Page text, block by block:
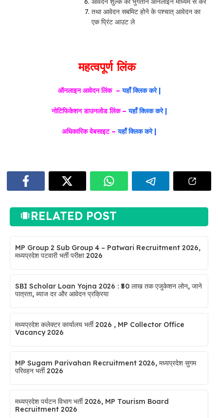
तथा आवेदन सबमिट होने के पश्चात् आवेदन का
एक प्रिंट आउट ले
महत्वपूर्ण लिंक
ऑनलाइन आवेदन लिंक – यहाँ क्लिक करे |
नोटिफिकेशन डाउनलोड लिंक – यहाँ क्लिक करे |
अधिकारिक वेबसाइट – यहाँ क्लिक करे |
RELATED POST
MP Group 2 Sub Group 4 – Patwari Recruitment 2026,
मध्यप्रदेश पटवारी भर्ती परीक्षा 2026
SBI Scholar Loan Yojna 2026 : ₹50 लाख तक एजुकेशन लोन, जाने
पात्रता, ब्याज दर और आवेदन प्रक्रिया
मध्यप्रदेश कलेक्टर कार्यालय भर्ती 2026 , MP Collector Office
Vacancy 2026
MP Sugam Parivahan Recruitment 2026, मध्यप्रदेश सुगम
परिवहन भर्ती 2026
मध्यप्रदेश पर्यटन विभाग भर्ती 2026, MP Tourism Board
Recruitment 2026